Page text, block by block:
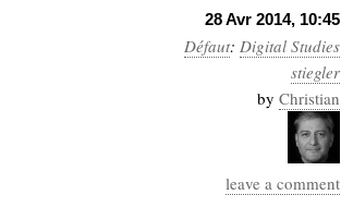
28 Avr 2014, 10:45
Défaut: Digital Studies
stiegler
by Christian
leave a comment
Architecture
Ars-
Industrialis
business_model
cinéma